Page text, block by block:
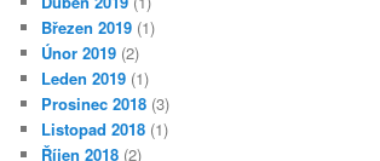
Březen 2019 (1)
Únor 2019 (2)
Leden 2019 (1)
Prosinec 2018 (3)
Listopad 2018 (1)
Říjen 2018 (2)